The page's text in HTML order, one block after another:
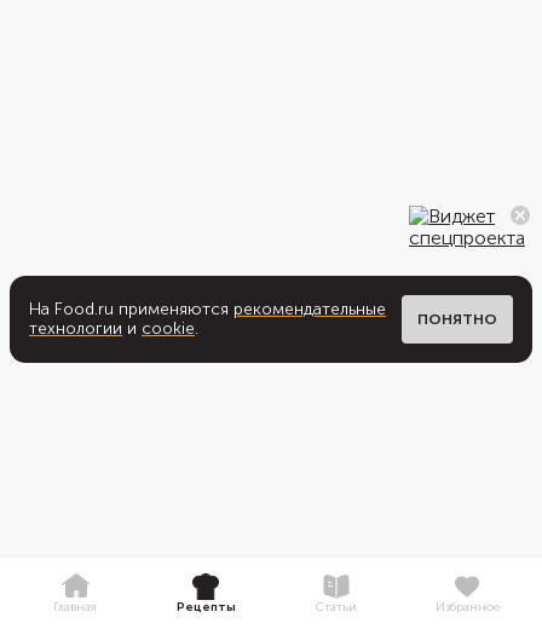
На Food.ru применяются рекомендательные
технологии и cookie. ПОНЯТНО
Главная Рецепты Статьи Избранное